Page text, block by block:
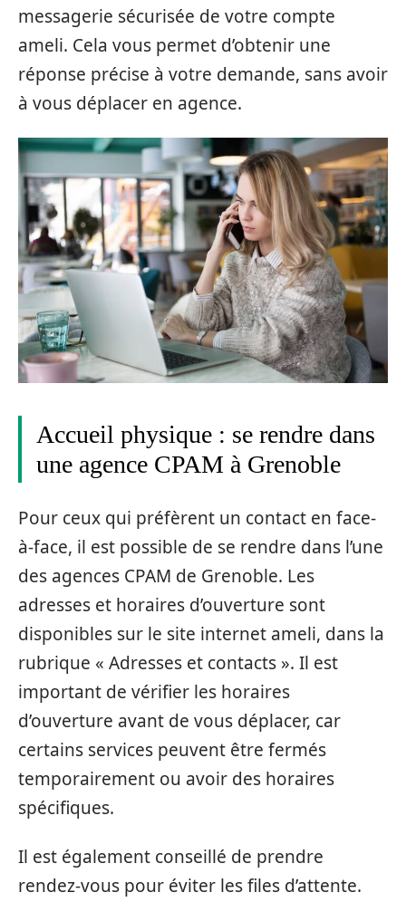
messagerie sécurisée de votre compte
ameli. Cela vous permet d’obtenir une
réponse précise à votre demande, sans avoir
à vous déplacer en agence.
Accueil physique : se rendre dans
une agence CPAM à Grenoble
Pour ceux qui préfèrent un contact en face-
à-face, il est possible de se rendre dans l’une
des agences CPAM de Grenoble. Les
adresses et horaires d’ouverture sont
disponibles sur le site internet ameli, dans la
rubrique « Adresses et contacts ». Il est
important de vérifier les horaires
d’ouverture avant de vous déplacer, car
certains services peuvent être fermés
temporairement ou avoir des horaires
spécifiques.
Il est également conseillé de prendre
rendez-vous pour éviter les files d’attente.